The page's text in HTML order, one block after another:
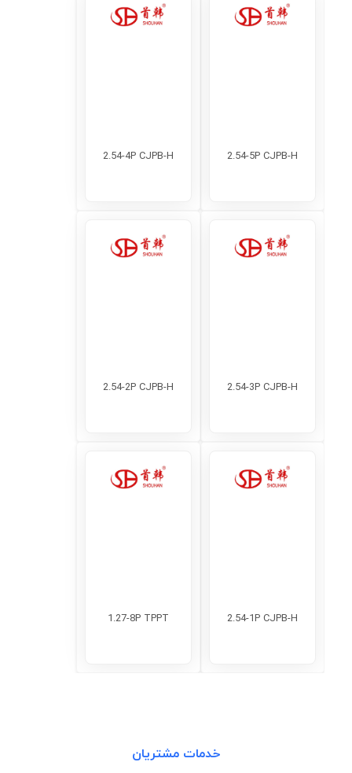
2.54-5P CJPB-H
2.54-4P CJPB-H
2.54-3P CJPB-H
2.54-2P CJPB-H
2.54-1P CJPB-H
1.27-8P TPPT
خدمات مشتریان